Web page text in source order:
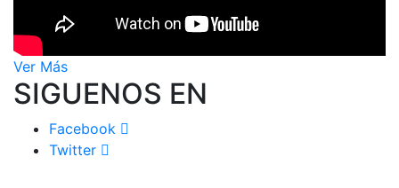
Ver Más
SIGUENOS EN
Facebook
Twitter